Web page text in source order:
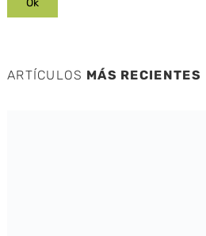
ARTÍCULOS MÁS RECIENTES